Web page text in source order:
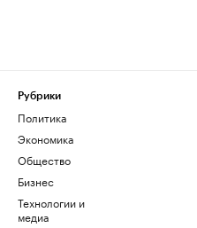
Рубрики
Политика
Экономика
Общество
Бизнес
Технологии и
медиа